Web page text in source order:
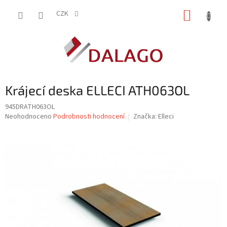
CZK
Krájecí deska ELLECI ATH063OL
945DRATH063OL
Průměrné
Neohodnoceno Podrobnosti hodnocení Značka: Elleci